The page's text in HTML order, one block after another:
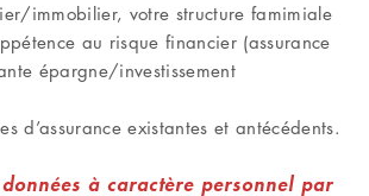
immobilier, votre structure famimiale
au risque financier (assurance
épargne/investissement
d’assurance existantes et antécédents.
à caractère personnel par